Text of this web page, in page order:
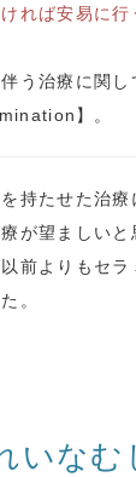
れば安易に行
う治療に関し
】。
持たせた治療
が望ましい
前よりもセ
。
いなむ